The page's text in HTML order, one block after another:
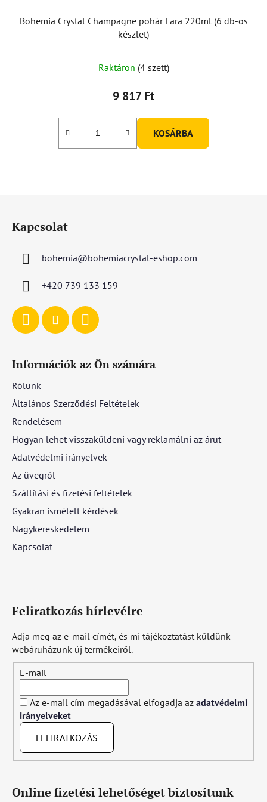
Bohemia Crystal Champagne pohár Lara 220ml (6 db-os
készlet)
Raktáron (4 szett)
9 817 Ft
KOSÁRBA
Kapcsolat
bohemia@bohemiacrystal-eshop.com
+420 739 133 159
Információk az Ön számára
Rólunk
Általános Szerződési Feltételek
Rendelésem
Hogyan lehet visszaküldeni vagy reklamálni az árut
Adatvédelmi irányelvek
Az üvegről
Szállítási és fizetési feltételek
Gyakran ismételt kérdések
Nagykereskedelem
Kapcsolat
Feliratkozás hírlevélre
Adja meg az e-mail címét, és mi tájékoztatást küldünk
webáruházunk új termékeiről.
E-mail
Az e-mail cím megadásával elfogadja az adatvédelmi
irányelveket
FELIRATKOZÁS
Online fizetési lehetőséget biztosítunk